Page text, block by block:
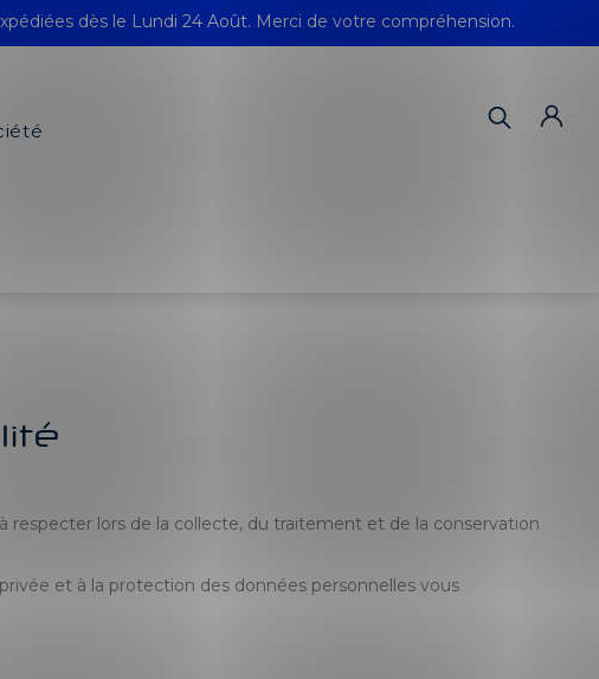
dès le Lundi 24 Août. Merci de votre compréhension.
respecter lors de la collecte, du traitement et de la conservation
et à la protection des données personnelles vous